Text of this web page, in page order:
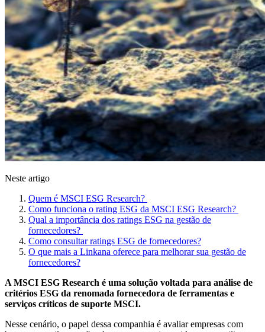
Neste artigo
Quem é MSCI ESG Research?
Como funciona o rating ESG da MSCI ESG Research?
Qual a importância dos ratings ESG na gestão de
fornecedores?
Como consultar ratings ESG de fornecedores?
O que mais a Linkana oferece para melhorar sua gestão de
fornecedores?
A MSCI ESG Research é uma solução voltada para análise de
critérios ESG da renomada fornecedora de ferramentas e
serviços críticos de suporte MSCI.
Nesse cenário, o papel dessa companhia é avaliar empresas com